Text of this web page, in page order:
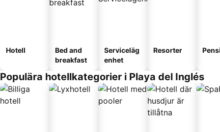
Hotell
Bed and
breakfast
Serviceläg
enhet
Resorter
Populära hotellkategorier i Playa del Inglés